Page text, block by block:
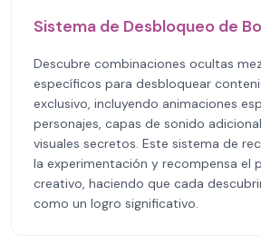
Sistema de Desbloqueo de
Descubre combinaciones ocultas
específicos para desbloquear
exclusivo, incluyendo animaciones
personajes, capas de sonido
visuales secretos. Este sistema de
la experimentación y recompensa el
creativo, haciendo que cada
como un logro significativo.